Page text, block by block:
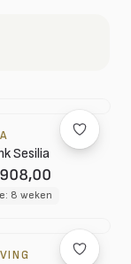
Sesilia
8 weken